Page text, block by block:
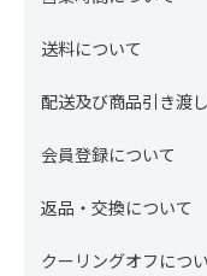
送料について
配送及び商品引き渡
会員登録について
返品・交換について
クーリングオフにつ